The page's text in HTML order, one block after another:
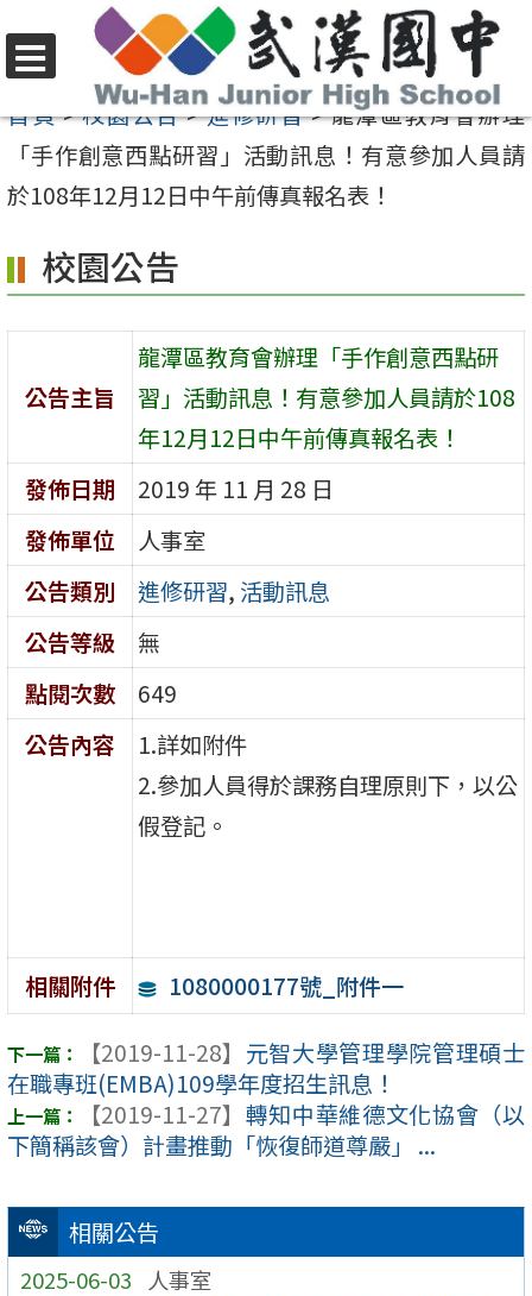
至
內
區
選
單
首頁>校園公告>進修研習>龍潭區教育會辦理
「手作創意西點研習」活動訊息！有意參加人員請
於108年12月12日中午前傳真報名表！
相關公告
2025-06-03 人事室
校園公告
公告主旨
龍潭區教育會辦理「手作創意西點研
習」活動訊息！有意參加人員請於108
年12月12日中午前傳真報名表！
發佈日期
2019 年 11 月 28 日
發佈單位
人事室
公告類別
進修研習, 活動訊息
公告等級
無
點閱次數
649
公告內容
1.詳如附件
2.參加人員得於課務自理原則下，以公
假登記。
相關附件 1080000177號_附件一
【2019-11-28】 元智大學管理學院管理碩士
在職專班(EMBA)109學年度招生訊息！
【2019-11-27】 轉知中華維德文化協會（以
下簡稱該會）計畫推動「恢復師道尊嚴」 ...